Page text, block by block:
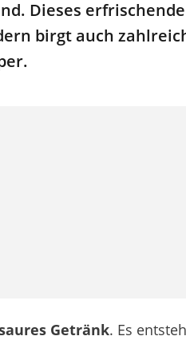
Dieses
birgt auch
Getränk. Es